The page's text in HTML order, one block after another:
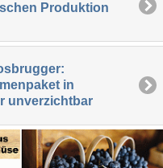
Produktion
in
unverzichtbar